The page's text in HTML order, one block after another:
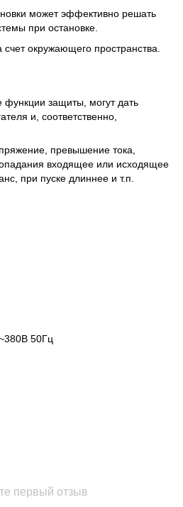
может эффективно решать
при остановке.
счет окружающего пространства.
защиты, могут дать
и, соответственно,
превышение тока,
входящее или исходящее
при пуске длиннее и т.п.
50Гц
первый отзыв